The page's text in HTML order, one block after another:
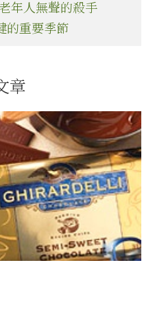
年人無聲的殺手
重要季節
章